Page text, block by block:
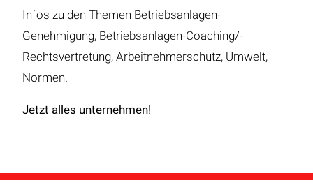
Infos zu den Themen Betriebsanlagen-
Genehmigung, Betriebsanlagen-Coaching/-
Rechtsvertretung, Arbeitnehmerschutz, Umwelt,
Normen.
Jetzt alles unternehmen!